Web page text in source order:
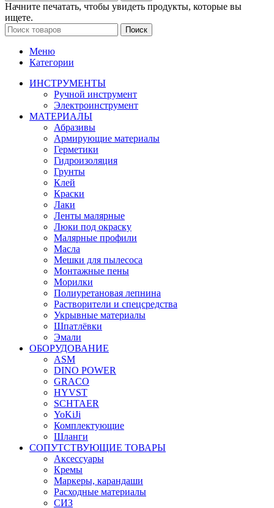
Начните печатать, чтобы увидеть продукты, которые вы
ищете.
Поиск
Меню
Категории
ИНСТРУМЕНТЫ
Ручной инструмент
Электроинструмент
МАТЕРИАЛЫ
Абразивы
Армирующие материалы
Герметики
Гидроизоляция
Грунты
Клей
Краски
Лаки
Ленты малярные
Люки под окраску
Малярные профили
Масла
Мешки для пылесоса
Монтажные пены
Морилки
Полиуретановая лепнина
Растворители и спецсредства
Укрывные материалы
Шпатлёвки
Эмали
ОБОРУДОВАНИЕ
ASM
DINO POWER
GRACO
HYVST
SCHTAER
YoKiJi
Комплектующие
Шланги
СОПУТСТВУЮЩИЕ ТОВАРЫ
Аксессуары
Кремы
Маркеры, карандаши
Расходные материалы
СИЗ